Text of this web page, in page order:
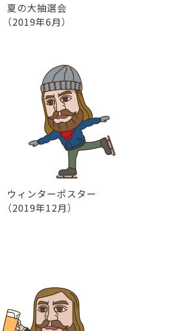
夏の大抽選会
（2019年6月）
ウィンターポスター
（2019年12月）